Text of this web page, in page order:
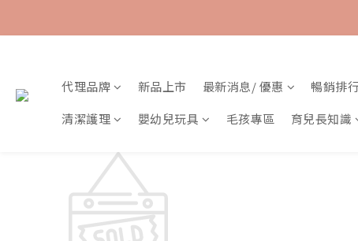
代理品牌 新品上市 最新消息/ 優惠 暢銷排
清潔護理
嬰幼兒玩具 毛孩專區 育兒長知識